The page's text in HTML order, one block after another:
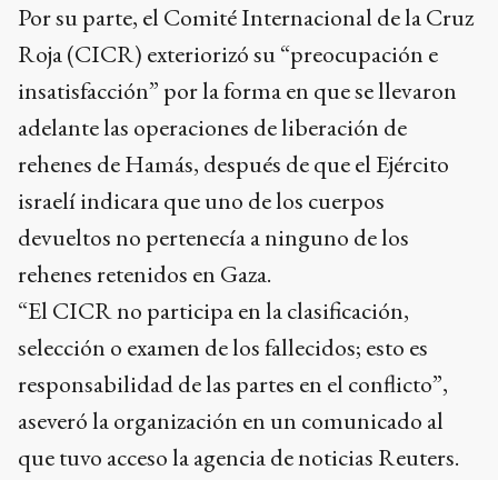
Por su parte, el Comité Internacional de la Cruz
Roja (CICR) exteriorizó su “preocupación e
insatisfacción” por la forma en que se llevaron
adelante las operaciones de liberación de
rehenes de Hamás, después de que el Ejército
israelí indicara que uno de los cuerpos
devueltos no pertenecía a ninguno de los
rehenes retenidos en Gaza.
“El CICR no participa en la clasificación,
selección o examen de los fallecidos; esto es
responsabilidad de las partes en el conflicto”,
aseveró la organización en un comunicado al
que tuvo acceso la agencia de noticias Reuters.